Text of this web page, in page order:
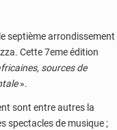
septième arrondissement
Cette 7eme édition
sources de
».
sont entre autres la
spectacles de musique ;